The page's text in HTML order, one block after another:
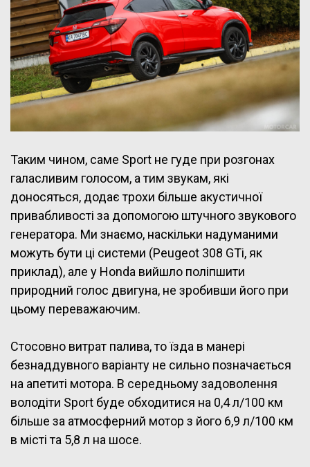
Таким чином, саме Sport не гуде при розгонах
галасливим голосом, а тим звукам, які
доносяться, додає трохи більше акустичної
привабливості за допомогою штучного звукового
генератора. Ми знаємо, наскільки надуманими
можуть бути ці системи (Peugeot 308 GTi, як
приклад), але у Honda вийшло поліпшити
природний голос двигуна, не зробивши його при
цьому переважаючим.
Стосовно витрат палива, то їзда в манері
безнаддувного варіанту не сильно позначається
на апетиті мотора. В середньому задоволення
володіти Sport буде обходитися на 0,4 л/100 км
більше за атмосферний мотор з його 6,9 л/100 км
в місті та 5,8 л на шосе.